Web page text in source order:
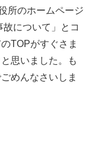
所のホームページ
について」とコ
TOPがすぐさま
思いました。も
めんなさいしま